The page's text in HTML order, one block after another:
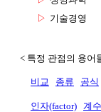
▷ 기술경영
< 특정 관점의 용어
비교 종류 공식
인자(factor) 계